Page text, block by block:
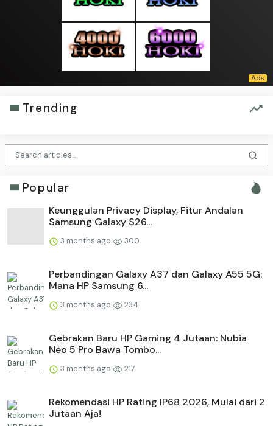
Trending
Popular
Keunggulan Privacy Display, Fitur Andalan
Samsung Galaxy S26...
3 months ago 300
Perbandingan Galaxy A37 dan Galaxy A55 5G:
Mana HP Samsung 6...
3 months ago 234
Gebrakan Baru HP Gaming 4 Jutaan: Nubia
Neo 5 Pro Bawa Tombo...
3 months ago 217
Rekomendasi HP Rating IP68 2026, Mulai dari 2
Jutaan Aja!